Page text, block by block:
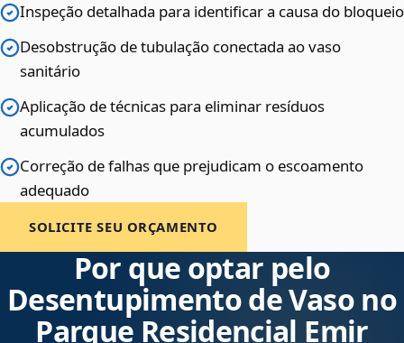
Inspeção detalhada para identificar a causa do bloqueio
Desobstrução de tubulação conectada ao vaso
sanitário
Aplicação de técnicas para eliminar resíduos
acumulados
Correção de falhas que prejudicam o escoamento
adequado
SOLICITE SEU ORÇAMENTO
Por que optar pelo
Desentupimento de Vaso no
Parque Residencial Emir